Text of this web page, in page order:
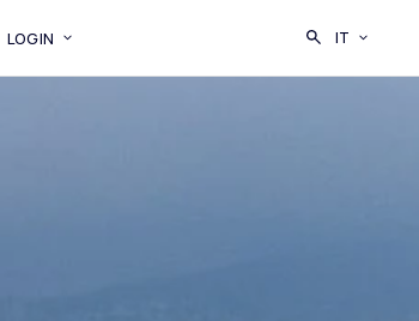
LOGIN CERCACAMBIA
IT